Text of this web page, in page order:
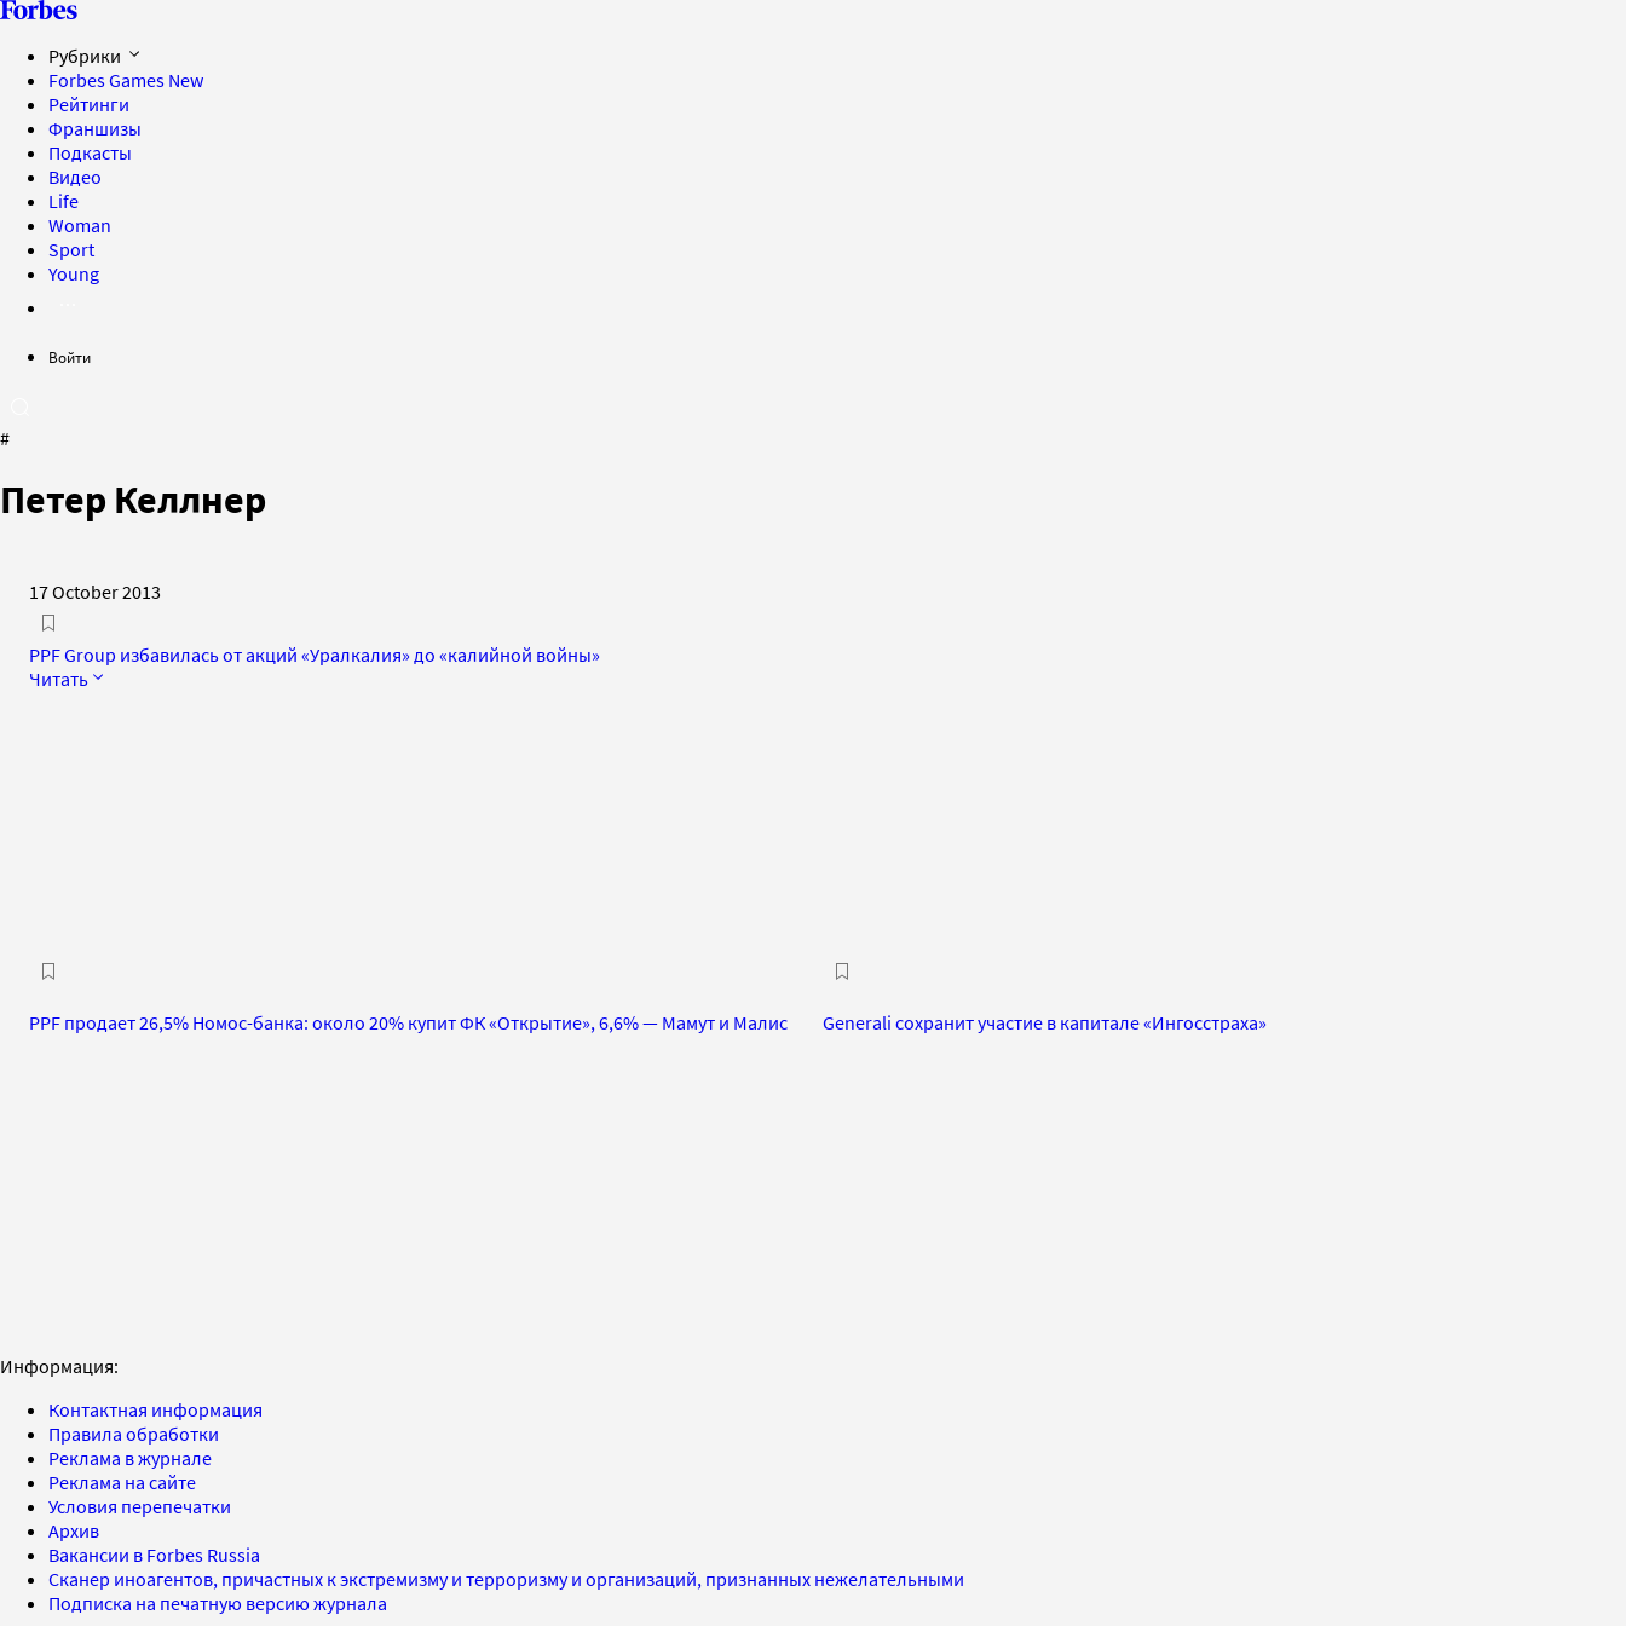
Рубрики
Forbes Games New
Рейтинги
Франшизы
Подкасты
Видео
Life
Woman
Sport
Young
Войти
#
Петер Келлнер
17 October 2013
PPF Group избавилась от акций «Уралкалия» до «калийной войны»
Читать
PPF продает 26,5% Номос-банка: около 20% купит ФК «Открытие», 6,6% — Мамут и Малис Generali сохранит участие в капитале «Ингосстраха»
Информация:
Контактная информация
Правила обработки
Реклама в журнале
Реклама на сайте
Условия перепечатки
Архив
Вакансии в Forbes Russia
Сканер иноагентов, причастных к экстремизму и терроризму и организаций, признанных нежелательными
Подписка на печатную версию журнала